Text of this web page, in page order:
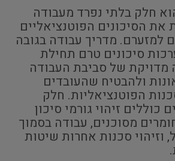
חלק בלתי נפרד מעבודה
את הסיכונים הפוטנציאליים
למזערם. מדריך עבודה בגובה
סיכונים טרם תחילת
מדויקת של סביבת העבודה
ולהבטיח שהעובדים
הפוטנציאליות. חלק
כוללים זיהוי גורמי סיכון
מסוכנים, עבודה בסמוך
סכנות אחרות שיטות